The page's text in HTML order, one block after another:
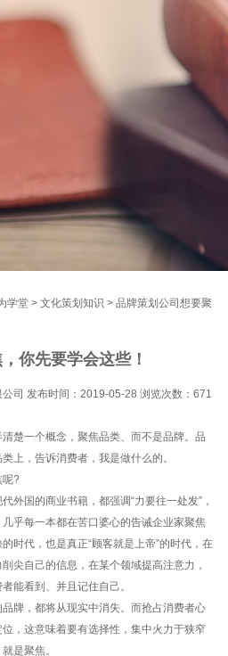
学堂 > 文化策划知识 > 品牌策划公司想要聚
你先要学会这些！
司 发布时间：2019-05-28 浏览次数： 671
楚一个概念，聚焦品类、而不是品牌。品
上，告诉消费者，我是做什么的。
?
国的商业书籍，都强调“力要往一处发”，
乎每一本都在苦口婆心的告诫企业家聚焦
时代，也是真正“顾客就是上帝”的时代，在
尖自己的信息，在某个领域提高注意力，
能看到、并且记住自己。
，都将从现实中消失。而抢占消费者心
，这意味着要有选择性，集中火力于狭窄
是聚焦。